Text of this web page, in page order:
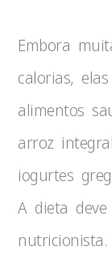
Embora
calorias,
alimentos
arroz
iogurtes
A dieta
nutricionista.